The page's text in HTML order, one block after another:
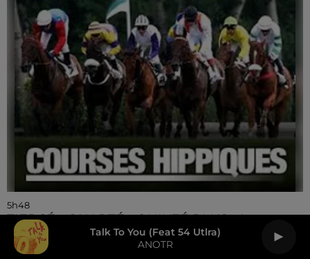
Talk To You (feat 54 Utlra)
ANOTR
5h48
TIERCÉ - QUARTÉ - QUINTÉ PLUS - Les
Pronos de Nono